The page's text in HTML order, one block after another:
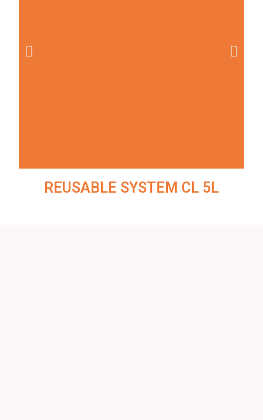
REUSABLE SYSTEM CL 5L